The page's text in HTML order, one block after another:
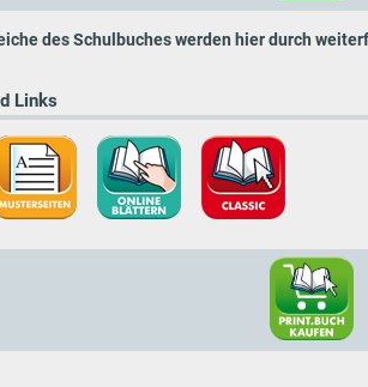
des Schulbuches werden hier durch
Links